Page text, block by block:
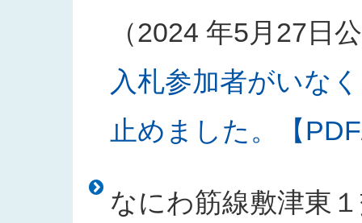
（2024 年5月27日
入札参加者がいな
止めました。【
なにわ筋線敷津東